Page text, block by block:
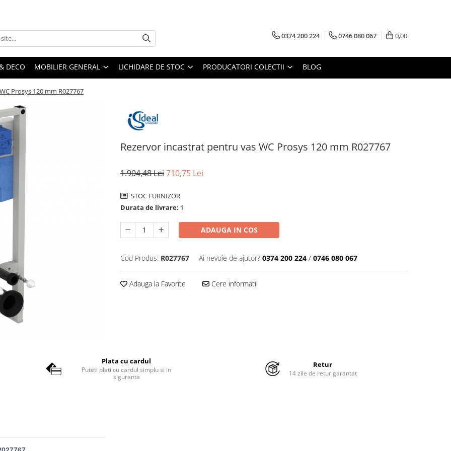
0374 200 224 0746 080 067 0,00
DECO MOBILIER GENERAL LICHIDARE DE STOC PRODUCATORI COLECTII BLOG
Prosys 120 mm R027767
Rezervor incastrat pentru vas WC Prosys 120 mm R027767
1.904,48 Lei710,75 Lei
STOC FURNIZOR
Durata de livrare: 1
ADAUGA IN COS
Cod Produs: R027767 Ai nevoie de ajutor? 0374 200 224 / 0746 080 067
Adauga la Favorite Cere informatii
Plata cu cardul
Puteti plati cu cardul simplu si in
siguranta
Retur
14 zile de retur garantat